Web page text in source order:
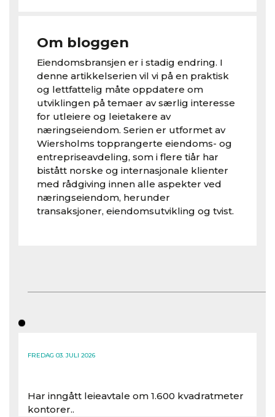
Om bloggen
Eiendomsbransjen er i stadig endring. I
denne artikkelserien vil vi på en praktisk
og lettfattelig måte oppdatere om
utviklingen på temaer av særlig interesse
for utleiere og leietakere av
næringseiendom. Serien er utformet av
Wiersholms topprangerte eiendoms- og
entrepriseavdeling, som i flere tiår har
bistått norske og internasjonale klienter
med rådgiving innen alle aspekter ved
næringseiendom, herunder
transaksjoner, eiendomsutvikling og tvist.
FREDAG 03. JULI 2026
Har inngått leieavtale om 1.600 kvadratmeter
kontorer..